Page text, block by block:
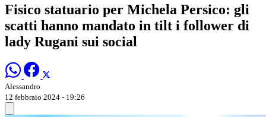
Fisico statuario per Michela Persico: gli
scatti hanno mandato in tilt i follower di
lady Rugani sui social
Alessandro
12 febbraio 2024 - 19:26